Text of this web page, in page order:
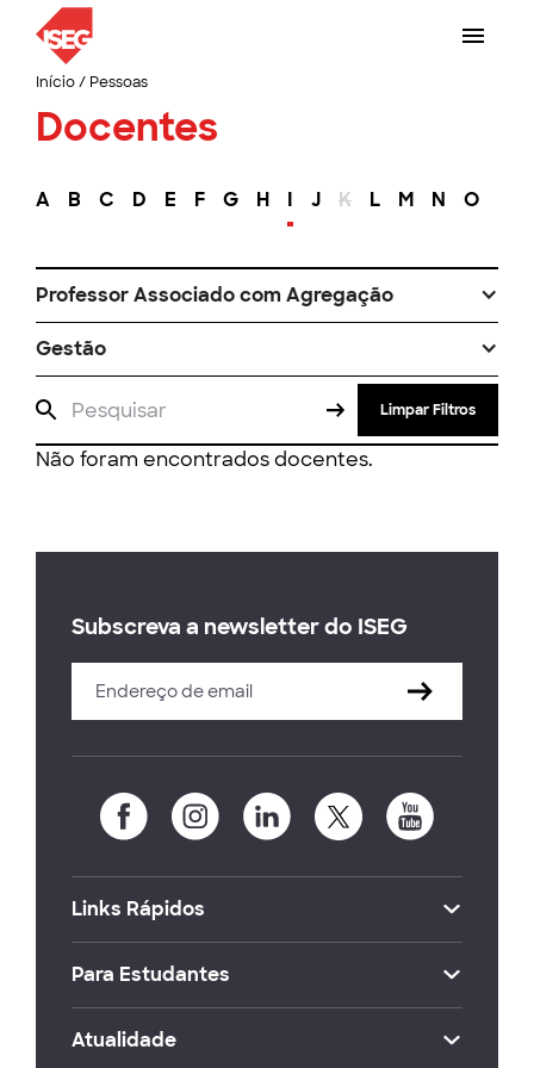
Início/ Pessoas
Docentes
A B C D E F G H I J K L M N O
Professor Associado com Agregação
Gestão
Limpar Filtros
Não foram encontrados docentes.
Subscreva a newsletter do ISEG
Links Rápidos
Para Estudantes
Atualidade